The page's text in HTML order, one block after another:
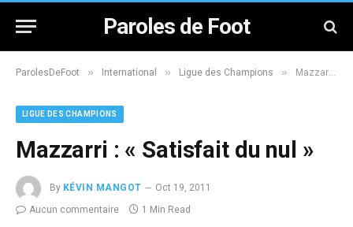
Paroles de Foot
ParolesDeFoot » International » Ligue des Champions » Mazzarri : « Satisfait du nul »
LIGUE DES CHAMPIONS
Mazzarri : « Satisfait du nul »
By KÉVIN MANGOT
Oct 19, 2011
Aucun commentaire
1 Min Read